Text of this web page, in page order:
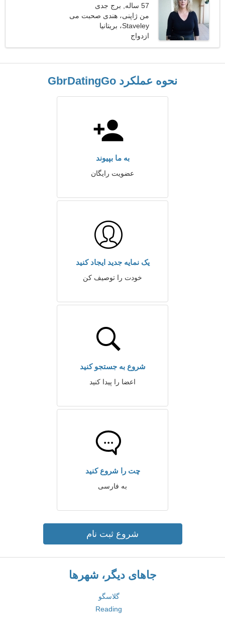
57 ساله, برج جدی
من ژاپنی، هندی صحبت می
کنم
Staveley، بریتانیا
ازدواج
نحوه عملکرد GbrDatingGo
به ما بپیوند
عضویت رایگان
یک نمایه جدید ایجاد کنید
خودت را توصیف کن
شروع به جستجو کنید
اعضا را پیدا کنید
چت را شروع کنید
به فارسی
شروع ثبت نام
جاهای دیگر، شهرها
گلاسگو
Reading